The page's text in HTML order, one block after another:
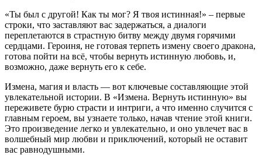
«Ты был с другой! Как ты мог? Я твоя истинная!» – первые
строки, что заставляют вас задержаться, а диалоги
переплетаются в страстную битву между двумя горячими
сердцами. Героиня, не готовая терпеть измену своего дракона,
готова пойти на всё, чтобы вернуть истинную любовь, и,
возможно, даже вернуть его к себе.
Измена, магия и власть — вот ключевые составляющие этой
увлекательной истории. В «Измена. Вернуть истинную» вы
переживете бурю страсти и интриги, а что именно случится с
главным героем, вы узнаете только, начав чтение этой книги.
Это произведение легко и увлекательно, и оно увлечет вас в
волшебный мир любви и приключений, который не оставит
вас равнодушными.